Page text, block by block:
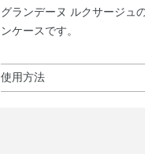
グランデーヌ ルクサージュ
ンケースです。
使用方法